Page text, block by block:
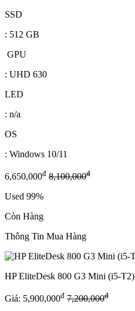
SSD
: 512 GB
GPU
: UHD 630
LED
: n/a
OS
: Windows 10/11
6,650,000đ 8,100,000đ
Used 99%
Còn Hàng
Thông Tin Mua Hàng
HP EliteDesk 800 G3 Mini (i5-T2)
Giá: 5,900,000đ 7,200,000đ